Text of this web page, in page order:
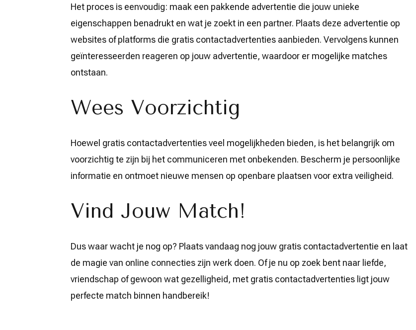
Het proces is eenvoudig: maak een pakkende advertentie die jouw unieke
eigenschappen benadrukt en wat je zoekt in een partner. Plaats deze advertentie op
websites of platforms die gratis contactadvertenties aanbieden. Vervolgens kunnen
geïnteresseerden reageren op jouw advertentie, waardoor er mogelijke matches
ontstaan.
Wees Voorzichtig
Hoewel gratis contactadvertenties veel mogelijkheden bieden, is het belangrijk om
voorzichtig te zijn bij het communiceren met onbekenden. Bescherm je persoonlijke
informatie en ontmoet nieuwe mensen op openbare plaatsen voor extra veiligheid.
Vind Jouw Match!
Dus waar wacht je nog op? Plaats vandaag nog jouw gratis contactadvertentie en laat
de magie van online connecties zijn werk doen. Of je nu op zoek bent naar liefde,
vriendschap of gewoon wat gezelligheid, met gratis contactadvertenties ligt jouw
perfecte match binnen handbereik!